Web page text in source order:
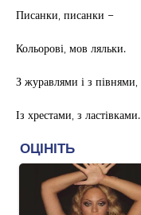
Писанки, писанки –
Кольорові, мов ляльки.
З журавлями і з півнями,
Із хрестами, з ластівками.